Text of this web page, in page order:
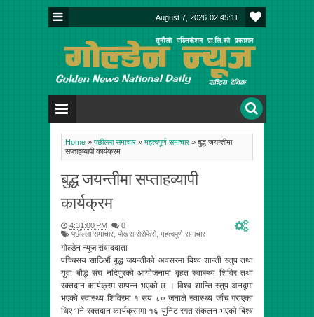
August 7, 2026 02:45:12
Home » पछील्ला समाचार » महत्वपूर्ण समाचार » बुद्ध जयन्तीमा
सप्ताहव्यापी कार्यक्रम
बुद्ध जयन्तीमा सप्ताहव्यापी
कार्यक्रम
4:31:00 PM
0
पछील्ला समाचार पोखरा सेरोफेरो, महत्वपूर्ण समाचार
गोल्डेन न्यूज संवाददाता
पच्चिसय साठिऔं बुद्ध जयन्तीको अवसरमा बिश्व शान्ती स्तुप तथा
युवा बौद्ध संघ नदिपुरको आयोजनामा बृहत स्वास्थ्य शिविर तथा
रक्तदान कार्यक्रम सम्पन्न भएको छ । विश्व शान्ति स्तुप अनदुमा
भएको स्वास्थ्य शिविरमा १ सय ८० जनाले स्वास्थ्य जाँच गराएका
थिए भने रक्तदान कार्यक्रममा १६ युनिट रगत संकलन भएको बिश्व